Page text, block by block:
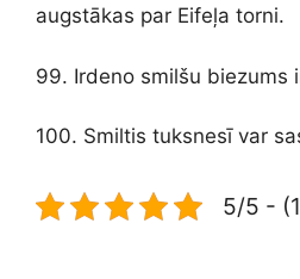
augstākas par Eifeļa torni.
99. Irdeno smilšu biezums
100. Smiltis tuksnesī var
5/5 -